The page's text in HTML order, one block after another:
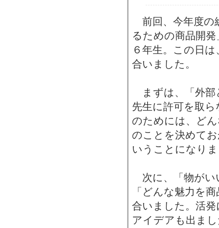
前回、今年度の
るための商品開
６年生。この日
合いました。
まずは、「外部
先生に許可を取
のためには、ど
のことを決めて
いうことになり
次に、「物がい
「どんな魅力を
合いました。活
アイデアも出ま